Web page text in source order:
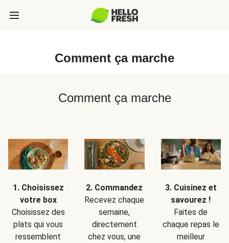
Comment ça marche
Comment ça marche
1. Choisissez
votre box
Choisissez des
plats qui vous
ressemblent
2. Commandez
Recevez chaque
semaine,
directement
chez vous, une
3. Cuisinez et
savourez !
Faites de
chaque repas le
meilleur